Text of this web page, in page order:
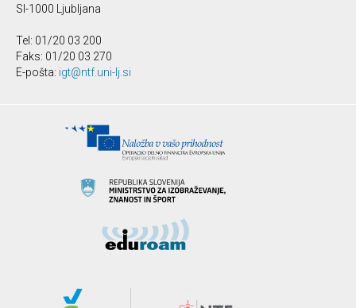
SI-1000 Ljubljana
Tel: 01/20 03 200
Faks: 01/20 03 270
E-pošta: igt@ntf.uni-lj.si